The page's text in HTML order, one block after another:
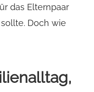
das Elternpaar
Doch wie